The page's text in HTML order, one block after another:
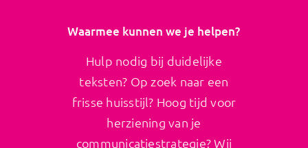
Waarmee kunnen we je helpen?
Hulp nodig bij duidelijke
teksten? Op zoek naar een
frisse huisstijl? Hoog tijd voor
herziening van je
communicatiestrategie? Wij